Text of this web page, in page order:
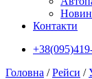
Контакти
Головна /Рейси /